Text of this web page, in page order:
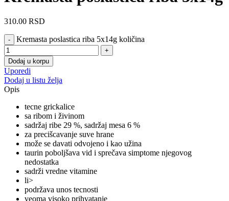
310.00 RSD
Kremasta poslastica riba 5x14g količina
Dodaj u korpu
Uporedi
Dodaj u listu želja
Opis
tecne grickalice
sa ribom i živinom
sadržaj ribe 29 %, sadržaj mesa 6 %
za precišcavanje suve hrane
može se davati odvojeno i kao užina
taurin poboljšava vid i sprečava simptome njegovog
nedostatka
sadrži vredne vitamine
li>
podržava unos tecnosti
veoma visoko prihvatanje